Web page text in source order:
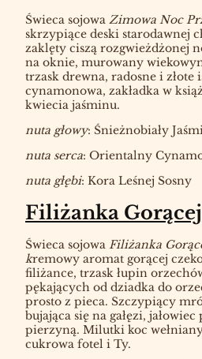
Świeca sojowa Zimowa Noc
skrzypiące deski starodawnej
zaklęty ciszą rozgwieżdżonej
na oknie, murowany
trzask drewna, radosne i złote
cynamonowa, zakładka w
kwiecia jaśminu.
nuta głowy: Śnieżnobiały
nuta serca: Orientalny
nuta głębi: Kora Leśnej Sosny
Filiżanka
Świeca sojowa Filiżanka
kremowy aromat gorącej
filiżance, trzask łupin
pękających od dziadka do
prosto z pieca. Szczypiący
bujająca się na gałęzi,
pierzyną. Milutki koc
cukrowa fotel i Ty.